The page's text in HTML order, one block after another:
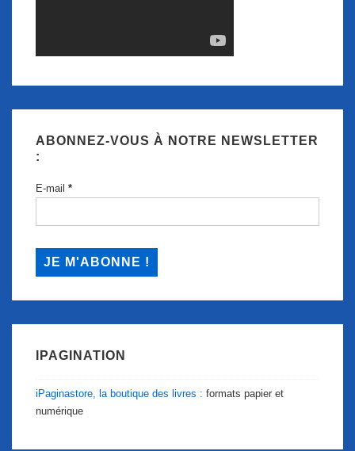
ABONNEZ-VOUS À NOTRE NEWSLETTER
:
E-mail *
IPAGINATION
iPaginastore, la boutique des livres : formats papier et
numérique